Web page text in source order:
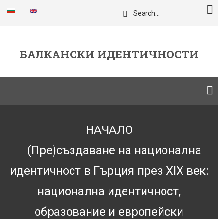
Търси
БАЛКАНСКИ ИДЕНТИЧНОСТИ
НАЧАЛО
(Пре)създаване на национална
идентичност в Гърция през XIX век:
национална идентичност,
образование и европейски